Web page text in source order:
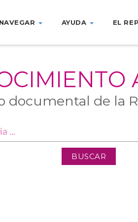
NAVEGAR AYUDA EL
documental de la